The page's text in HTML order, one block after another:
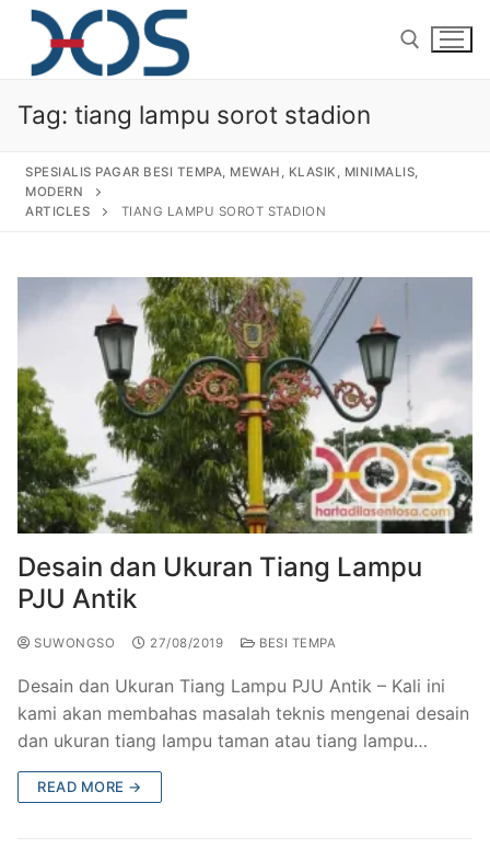
Products
Pagar Besi Tempa Klasik
Railing Tangga Besi Tempa
Railing Balkon Besi Tempa Klasik
Kursi Taman Besi Tempa
Ornamen Besi Tempa Murah Jakarta
Ranjang Besi Tempa Klasik
Tiang Lampu PJU Antik
Pengecoran Logam Jakarta
Alat Fitness Outdoor Murah
Gallery
Gallery Gambar Pagar Besi Tempa Mewah
Gallery Kursi Taman & Kursi Teras Besi Tempa
Gallery Railing Tangga Besi Tempa Klasik Mewah
Gallery Ranjang Besi Tempa Antik Mewah
Articles
Projects
Contact Us
Tag: tiang lampu sorot stadion
SPESIALIS PAGAR BESI TEMPA, MEWAH, KLASIK, MINIMALIS,
MODERN
ARTICLES
TIANG LAMPU SOROT STADION
Desain dan Ukuran Tiang Lampu
PJU Antik
SUWONGSO 27/08/2019 BESI TEMPA
Desain dan Ukuran Tiang Lampu PJU Antik – Kali ini
kami akan membahas masalah teknis mengenai desain
dan ukuran tiang lampu taman atau tiang lampu…
READ MORE →